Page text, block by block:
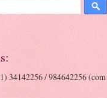
34142256 / 984642256 (com